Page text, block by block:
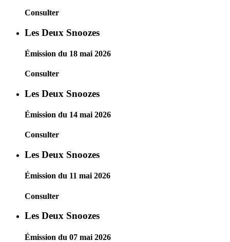
Consulter
Les Deux Snoozes
Émission du 18 mai 2026
Consulter
Les Deux Snoozes
Émission du 14 mai 2026
Consulter
Les Deux Snoozes
Émission du 11 mai 2026
Consulter
Les Deux Snoozes
Émission du 07 mai 2026